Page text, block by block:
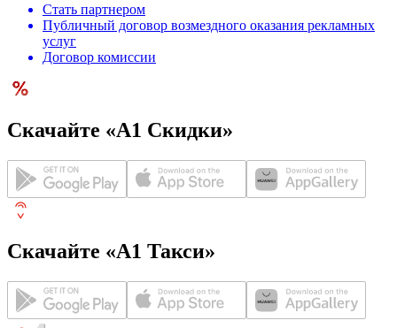
Стать партнером
Публичный договор возмездного оказания рекламных
услуг
Договор комиссии
Скачайте «А1 Скидки»
Скачайте «А1 Такси»